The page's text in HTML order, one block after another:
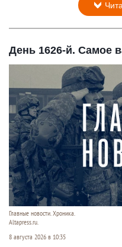
День 1626-й. Самое
Главные новости. Хроника.
Altapress.ru.
8 августа 2026 в 10:35